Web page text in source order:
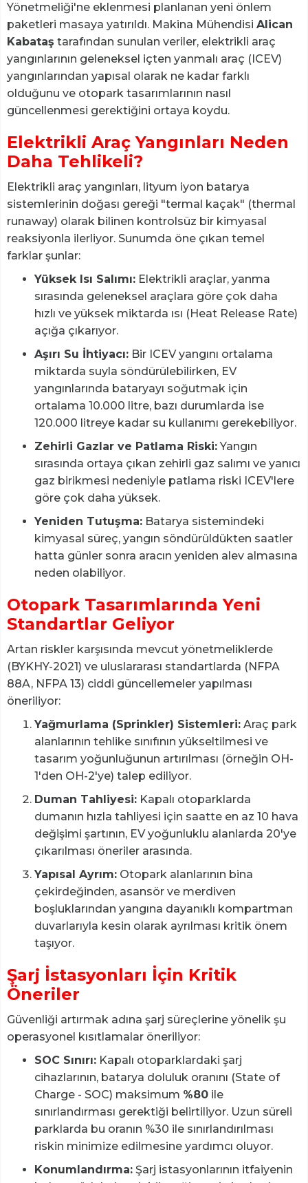
Yönetmeliği'ne eklenmesi planlanan yeni önlem
paketleri masaya yatırıldı. Makina Mühendisi Alican
Kabataş tarafından sunulan veriler, elektrikli araç
yangınlarının geleneksel içten yanmalı araç (ICEV)
yangınlarından yapısal olarak ne kadar farklı
olduğunu ve otopark tasarımlarının nasıl
güncellenmesi gerektiğini ortaya koydu.
Elektrikli Araç Yangınları Neden
Daha Tehlikeli?
Elektrikli araç yangınları, lityum iyon batarya
sistemlerinin doğası gereği "termal kaçak" (thermal
runaway) olarak bilinen kontrolsüz bir kimyasal
reaksiyonla ilerliyor. Sunumda öne çıkan temel
farklar şunlar:
Yüksek Isı Salımı: Elektrikli araçlar, yanma
sırasında geleneksel araçlara göre çok daha
hızlı ve yüksek miktarda ısı (Heat Release Rate)
açığa çıkarıyor.
Aşırı Su İhtiyacı: Bir ICEV yangını ortalama
miktarda suyla söndürülebilirken, EV
yangınlarında bataryayı soğutmak için
ortalama 10.000 litre, bazı durumlarda ise
120.000 litreye kadar su kullanımı gerekebiliyor.
Zehirli Gazlar ve Patlama Riski:Yangın
sırasında ortaya çıkan zehirli gaz salımı ve yanıcı
gaz birikmesi nedeniyle patlama riski ICEV'lere
göre çok daha yüksek.
Yeniden Tutuşma: Batarya sistemindeki
kimyasal süreç, yangın söndürüldükten saatler
hatta günler sonra aracın yeniden alev almasına
neden olabiliyor.
Otopark Tasarımlarında Yeni
Standartlar Geliyor
Artan riskler karşısında mevcut yönetmeliklerde
(BYKHY-2021) ve uluslararası standartlarda (NFPA
88A, NFPA 13) ciddi güncellemeler yapılması
öneriliyor:
Yağmurlama (Sprinkler) Sistemleri: Araç park
alanlarının tehlike sınıfının yükseltilmesi ve
tasarım yoğunluğunun artırılması (örneğin OH-
1'den OH-2'ye) talep ediliyor.
Duman Tahliyesi: Kapalı otoparklarda
dumanın hızla tahliyesi için saatte en az 10 hava
değişimi şartının, EV yoğunluklu alanlarda 20'ye
çıkarılması öneriler arasında.
Yapısal Ayrım: Otopark alanlarının bina
çekirdeğinden, asansör ve merdiven
boşluklarından yangına dayanıklı kompartman
duvarlarıyla kesin olarak ayrılması kritik önem
taşıyor.
Şarj İstasyonları İçin Kritik
Öneriler
Güvenliği artırmak adına şarj süreçlerine yönelik şu
operasyonel kısıtlamalar öneriliyor:
SOC Sınırı: Kapalı otoparklardaki şarj
cihazlarının, batarya doluluk oranını (State of
Charge - SOC) maksimum %80 ile
sınırlandırması gerektiği belirtiliyor. Uzun süreli
parklarda bu oranın %30 ile sınırlandırılması
riskin minimize edilmesine yardımcı oluyor.
Konumlandırma: Şarj istasyonlarının itfaiyenin